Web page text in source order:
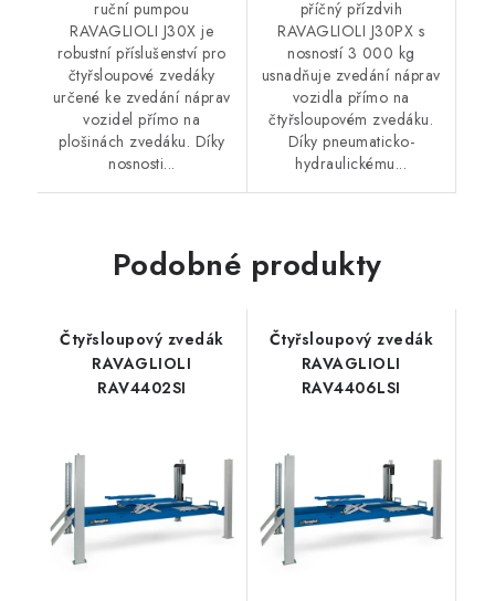
ruční pumpou
RAVAGLIOLI J30X je
robustní příslušenství pro
čtyřsloupové zvedáky
určené ke zvedání náprav
vozidel přímo na
plošinách zvedáku. Díky
nosnosti...
příčný přízdvih
RAVAGLIOLI J30PX s
nosností 3 000 kg
usnadňuje zvedání náprav
vozidla přímo na
čtyřsloupovém zvedáku.
Díky pneumaticko-
hydraulickému...
Podobné produkty
Čtyřsloupový zvedák
RAVAGLIOLI
RAV4402SI
Čtyřsloupový zvedák
RAVAGLIOLI
RAV4406LSI